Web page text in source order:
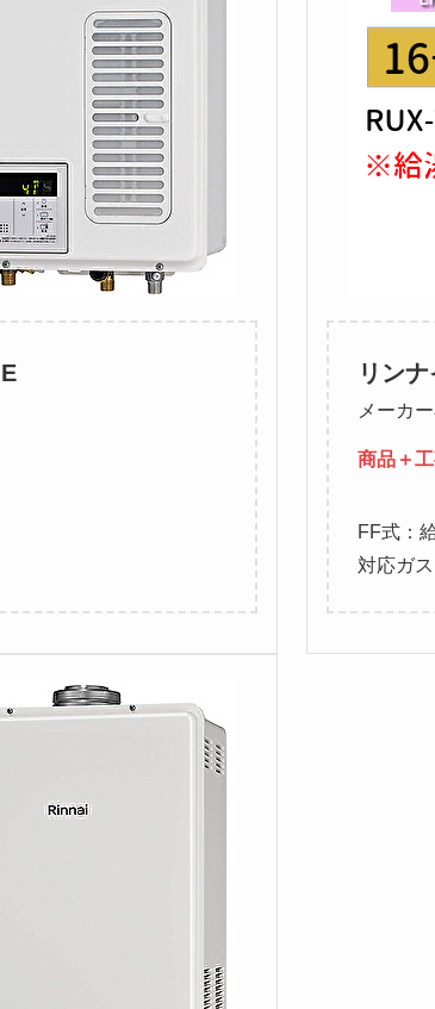
リン
メーカ
商品＋
FF式：
対応ガ